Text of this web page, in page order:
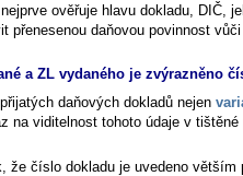
ověřuje hlavu dokladu, DIČ,
přenesenou daňovou povinnost vůči
a ZL vydaného je zvýrazněno
daňových dokladů nejen
na viditelnost tohoto údaje v tištěné
že číslo dokladu je uvedeno větším